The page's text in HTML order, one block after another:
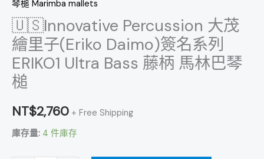
琴槌 Marimba mallets
🇺🇸Innovative Percussion 大茂
繪里子(Eriko Daimo)簽名系列
ERIKO1 Ultra Bass 藤柄 馬林巴琴
槌
NT$2,760 + Free Shipping
庫存量: 4 件庫存
Ultra
Bass
藤
柄
馬
林
巴
槌